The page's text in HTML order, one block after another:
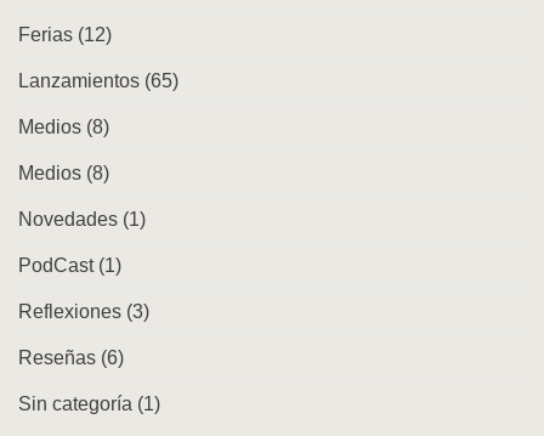
Ferias (12)
Lanzamientos (65)
Medios (8)
Medios (8)
Novedades (1)
PodCast(1)
Reflexiones (3)
Reseñas (6)
Sin categoría (1)